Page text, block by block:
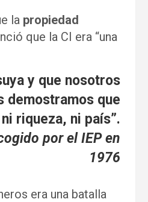
la propiedad
que la CI era “una
y que nosotros
demostramos que
riqueza, ni país”.
por el IEP en
1976
era una batalla